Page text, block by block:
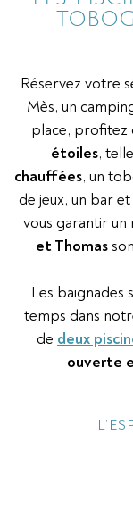
Réservez votre
Mès, un
place, profitez
étoiles,
chauffées, un
de jeux, un bar
vous garantir
et Thomas
Les baignades
temps dans
de deux
ouverte